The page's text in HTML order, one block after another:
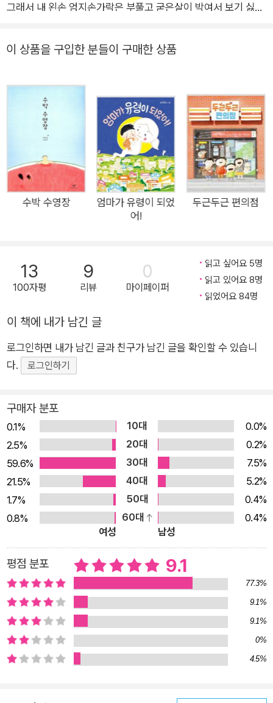
그래서 내 왼손 엄지손가락은 부풀고 굳은살이 박여서 보기 싫게
는 손톱으로 문어를 꾹꾹 눌렀어요. 그러자 “아야, 아파!” 소리가
키워 줘.” 안 돼, 어떡해! 내가 손가락 문어를 사라지게 할 수 있을
락 빠는 버릇이 있는 아이가 손가락 문어가 나타나자 자신의 의지
로 습관을 고치는 이야기입니다. 아이들은 상상력이 풍부하고 상
상이 현실로 나타날 수 있다고 생각합니다. 《손가락 문어》에 등
장하는 아이도 손가락을 자꾸 빨면, 손가락 문어가 점점 커질 거
라고 생각하지요. 엄청나게 커진 손가락 문어 때문에 집 밖으로
나갈 수 없을 거라 생각하며 불안해하고요. 그래서 손가락 문어가
다. 그리고 ‘더 이상 맛있지 않다.’고 느끼지요. 스스로 손가락을
빨지 않겠다고 결심하고 또 행동했기에 손가락을 빠는 것이 의미
들어갑니다. 스스로 무언가를 해낸 아이는 자존감이 높아지고, 경
험이 쌓이면서 어떤 일에든 자신감이 생기게 됩니다. 《손가락 문
어》는 흔히 있는 습관을 고치는 과정에서 자존감이 높아지는 아
이의 모습을 잘 보여줍니다. 모든 아이들에게 힘을 주는 호소력
에서는 있을 수 없는 일이지만, 어느 이야기보다 현실감 있고 호
소력 짙게 와 닿습니다. 손가락을 빨고 싶지 않지만 자기도 모르
게 자꾸만 빨게 되어 속상하거나, 손가락 문어가 나타나 불안하고
무서운 마음도 자연스럽게 이해가 되지요. 혼자 있을 때만 말을
거는 손가락 문어가 얄밉고, 점점 희미해지는 손가락 문어를 보면
뿌듯해집니다. 아이가 마지막으로 손가락을 빨았을 때, 의기양양
하게 화면을 가득 채운 손가락 문어를 보면서는 아이가 손가락 문
어를 물리치기를 온 마음으로 응원하게 됩니다. 끝내 스스로 손가
락 빠는 습관을 고치고 엄마 손을 잡고 초등학교 입학식에 가는
아이의 모습이 당당하고 행복해 보입니다. 책을 덮고 나서도 “그
뒤로 나는 한 번도 손가락을 빨지 않았어요. 손가락 문어 덕분일
까요.”라는 아이의 말이 오래 마음에 남아요. 《손가락 문어》가 손
가락 빠는 버릇이 있는 아이만이 아니라, 늘 크고 작은 문제에 부
딪히는 모든 아이들에게 큰 힘이 되어 줄 것입니다.
이 상품을 구입한 분들이 구매한 상품
수박 수영장
엄마가 유령이 되었
어!
두근두근 편의점
13
100자평
9
리뷰
0
마이페이퍼
읽고 싶어요 5명
읽고 있어요 8명
읽었어요 84명
이 책에 내가 남긴 글
로그인하면 내가 남긴 글과 친구가 남긴 글을 확인할 수 있습니
다.
로그인하기
구매자 분포
0.1% 10대
0.0%
2.5%
20대
0.2%
59.6%
30대
7.5%
21.5%
40대
5.2%
1.7%
50대
0.4%
0.8%
60대
0.4%
여성
남성
평점 분포 9.1
77.3%
9.1%
9.1%
0%
4.5%